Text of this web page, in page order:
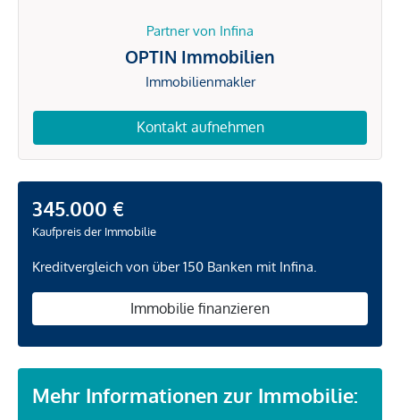
Partner von Infina
OPTIN Immobilien
Immobilienmakler
Kontakt aufnehmen
345.000 €
Kaufpreis der Immobilie
Kreditvergleich von über 150 Banken mit Infina.
Immobilie finanzieren
Mehr Informationen zur Immobilie: